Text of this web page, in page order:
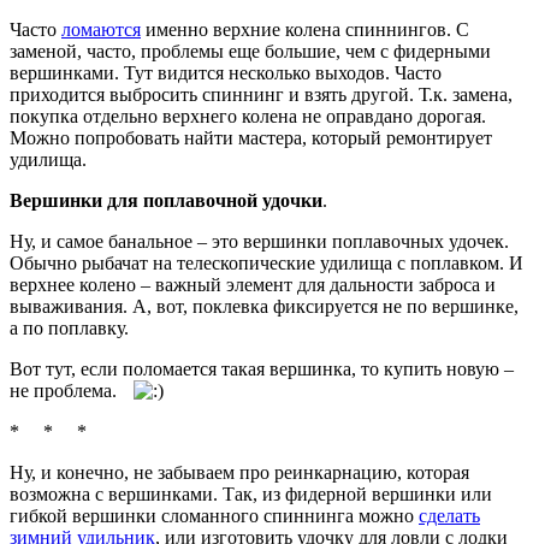
Часто ломаются именно верхние колена спиннингов. С
заменой, часто, проблемы еще большие, чем с фидерными
вершинками. Тут видится несколько выходов. Часто
приходится выбросить спиннинг и взять другой. Т.к. замена,
покупка отдельно верхнего колена не оправдано дорогая.
Можно попробовать найти мастера, который ремонтирует
удилища.
Вершинки для поплавочной удочки.
Ну, и самое банальное – это вершинки поплавочных удочек.
Обычно рыбачат на телескопические удилища с поплавком. И
верхнее колено – важный элемент для дальности заброса и
вываживания. А, вот, поклевка фиксируется не по вершинке,
а по поплавку.
Вот тут, если поломается такая вершинка, то купить новую –
не проблема.
* * *
Ну, и конечно, не забываем про реинкарнацию, которая
возможна с вершинками. Так, из фидерной вершинки или
гибкой вершинки сломанного спиннинга можно сделать
зимний удильник, или изготовить удочку для ловли с лодки